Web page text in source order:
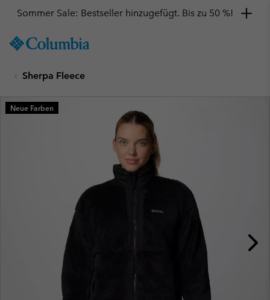
TO
SKIP
MAIN
NAV
Sommer Sale: Bestseller hinzugefügt. Bis zu 50 %!
Sherpa Fleece
Neue Farben